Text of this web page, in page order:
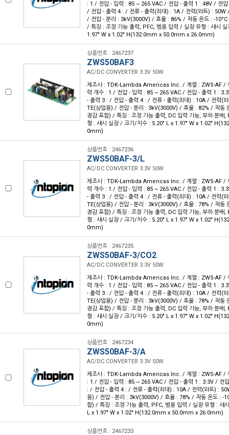
: 1 / 전압 - 입력 : 85 ~ 265 VAC / 전압 - 출력 1 : 48V / 전
/ 전압 - 출력 4 : / 전류 - 출력(최대) : 1A / 전력(와트) : 50W
/ 전압 - 분리 : 3kV(3000V) / 효율 : 86% / 작동 온도 : -10°C
/ 특징 : 조정 가능 출력, PFC, 범용 입력 / 실장 유형 : 섀시
1.97" W x 1.02" H(132.0mm x 50.0mm x 26.0mm)
상품번호 : 2467237
ZWS50BAF3
AC/DC CONVERTER 3.3V 50W
제조사 : TDK-Lambda Americas Inc. / 계열 : ZWS-AF /
력 개수 : 1 / 전압 - 입력 : 85 ~ 265 VAC / 전압 - 출력 1 :
- 출력 3 : / 전압 - 출력 4 : / 전류 - 출력(최대) : 10A / 전력(
TE(상업용) / 전압 - 분리 : 3kV(3000V) / 효율 : 82% / 작동
경감 포함) / 특징 : 조정 가능 출력, DC 입력 가능, 부하 분배
형 : 섀시 실장 / 크기/치수 : 5.20" L x 1.97" W x 1.02"
0mm)
상품번호 : 2467236
ZWS50BAF-3/L
AC/DC CONVERTER 3.3V 50W
제조사 : TDK-Lambda Americas Inc. / 계열 : ZWS-AF /
력 개수 : 1 / 전압 - 입력 : 85 ~ 265 VAC / 전압 - 출력 1 :
- 출력 3 : / 전압 - 출력 4 : / 전류 - 출력(최대) : 10A / 전력(
TE(상업용) / 전압 - 분리 : 3kV(3000V) / 효율 : 78% / 작동
경감 포함) / 특징 : 조정 가능 출력, DC 입력 가능, 부하 분배
형 : 섀시 실장 / 크기/치수 : 5.20" L x 1.97" W x 1.02"
0mm)
상품번호 : 2467235
ZWS50BAF-3/CO2
AC/DC CONVERTER 3.3V 50W
제조사 : TDK-Lambda Americas Inc. / 계열 : ZWS-AF /
력 개수 : 1 / 전압 - 입력 : 85 ~ 265 VAC / 전압 - 출력 1 :
- 출력 3 : / 전압 - 출력 4 : / 전류 - 출력(최대) : 10A / 전력(
TE(상업용) / 전압 - 분리 : 3kV(3000V) / 효율 : 78% / 작동
경감 포함) / 특징 : 조정 가능 출력, DC 입력 가능, 부하 분배
형 : 섀시 실장 / 크기/치수 : 5.20" L x 1.97" W x 1.02"
0mm)
상품번호 : 2467234
ZWS50BAF-3/A
AC/DC CONVERTER 3.3V 50W
제조사 : TDK-Lambda Americas Inc. / 계열 : ZWS-AF /
: 1 / 전압 - 입력 : 85 ~ 265 VAC / 전압 - 출력 1 : 3.3V / 전
: / 전압 - 출력 4 : / 전류 - 출력(최대) : 10A / 전력(와트) :
용) / 전압 - 분리 : 3kV(3000V) / 효율 : 78% / 작동 온도 : -
함) / 특징 : 조정 가능 출력, PFC, 범용 입력 / 실장 유형 : 섀
L x 1.97" W x 1.02" H(132.0mm x 50.0mm x 26.0mm)
상품번호 : 2467233